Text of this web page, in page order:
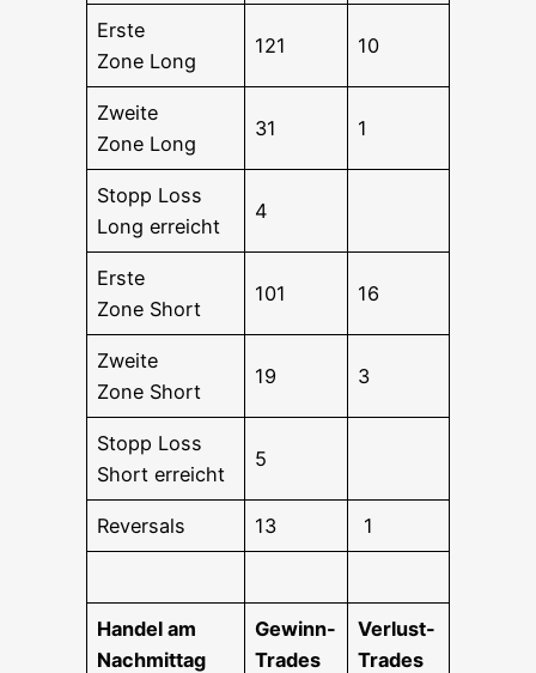
Ers­te
Zone Long
121 10
Zwei­te
Zone Long
31 1
Stopp Loss
Long erreicht
4
Ers­te
Zone Short
101 16
Zwei­te
Zone Short
19 3
Stopp Loss
Short erreicht
5
Rever­sals 13 1
Han­del am
Nachmittag
Gewinn-
Trades
Ver­lust-
Trades